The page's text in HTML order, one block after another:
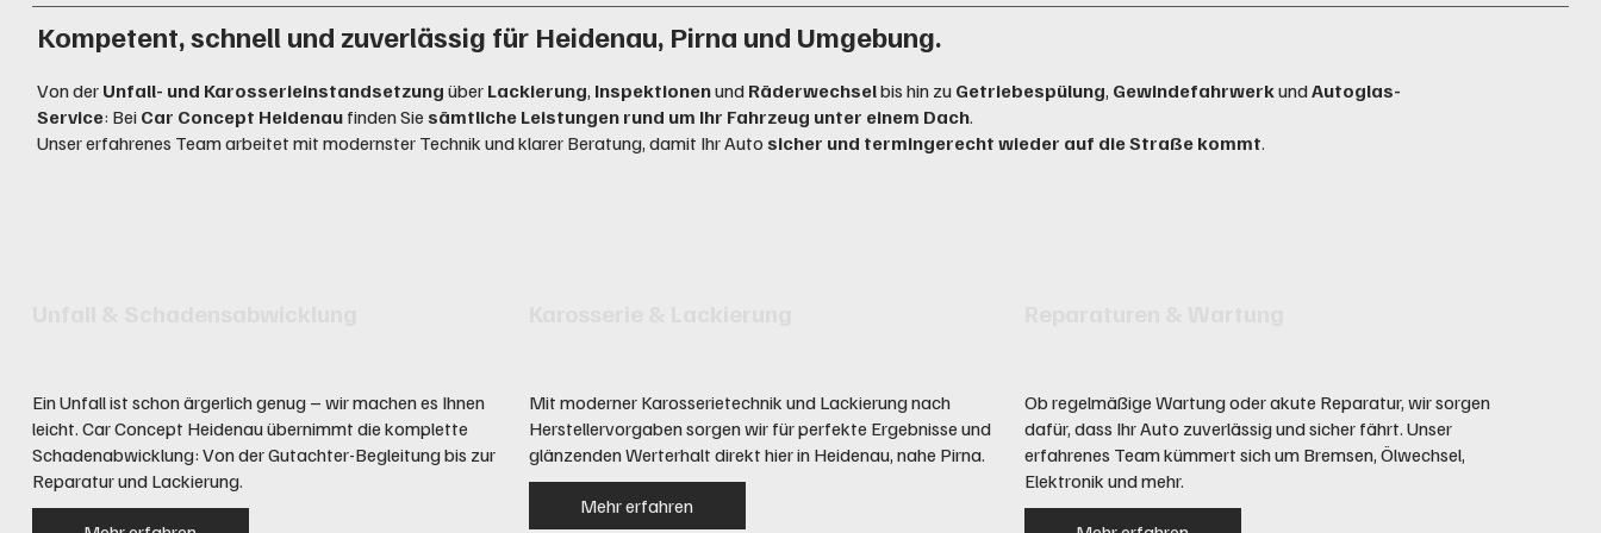
Kompetent, schnell und zuverlässig für Heidenau, Pirna und Umgebung.
Von der Unfall- und Karosserieinstandsetzung über Lackierung, Inspektionenund Räderwechselbis hin zu Getriebespülung, GewindefahrwerkundAutoglas-
Service: Bei Car Concept Heidenau finden Sie sämtliche Leistungen rund um Ihr Fahrzeug unter einem Dach.
Unser erfahrenes Team arbeitet mit modernster Technik und klarer Beratung, damit Ihr Auto sicher und termingerecht wieder auf die Straße kommt.
Ein Unfall ist schon ärgerlich genug – wir machen es Ihnen
leicht. Car Concept Heidenau übernimmt die komplette
Schadenabwicklung: Von der Gutachter-Begleitung bis zur
Reparatur und Lackierung.
Mit moderner Karosserietechnik und Lackierung nach
Herstellervorgaben sorgen wir für perfekte Ergebnisse und
glänzenden Werterhalt direkt hier in Heidenau, nahe Pirna.
Mehr erfahren
Ob regelmäßige Wartung oder akute Reparatur, wir sorgen
dafür, dass Ihr Auto zuverlässig und sicher fährt. Unser
erfahrenes Team kümmert sich um Bremsen, Ölwechsel,
Elektronik und mehr.